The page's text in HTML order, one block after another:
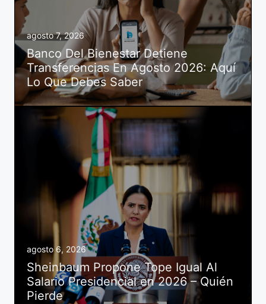
agosto 7, 2026
Banco Del Bienestar Detiene
Transferencias En Agosto 2026: Aquí
Lo Que Debes Saber
agosto 6, 2026
Sheinbaum Propone Tope Igual Al
Salario Presidencial en 2026 – Quién
Pierde